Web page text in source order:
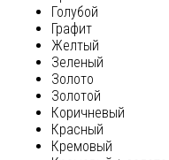
Голубой
Графит
Желтый
Зеленый
Золото
Золотой
Коричневый
Красный
Кремовый